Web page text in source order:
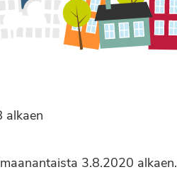
alkaen
3.8.2020 alkaen.